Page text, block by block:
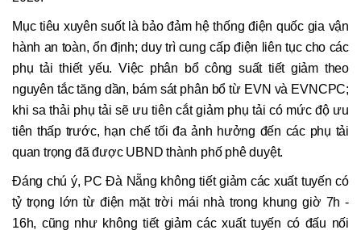
Mục tiêu xuyên suốt là bảo đảm hệ thống điện quốc gia vận
hành an toàn, ổn định; duy trì cung cấp điện liên tục cho các
phụ tải thiết yếu. Việc phân bổ công suất tiết giảm theo
nguyên tắc tăng dần, bám sát phân bổ từ EVN và EVNCPC;
khi sa thải phụ tải sẽ ưu tiên cắt giảm phụ tải có mức độ ưu
tiên thấp trước, hạn chế tối đa ảnh hưởng đến các phụ tải
quan trọng đã được UBND thành phố phê duyệt.
Đáng chú ý, PC Đà Nẵng không tiết giảm các xuất tuyến có
tỷ trọng lớn từ điện mặt trời mái nhà trong khung giờ 7h -
16h, cũng như không tiết giảm các xuất tuyến có đấu nối